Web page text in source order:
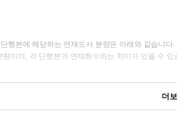
행본에 해당하는 연재도서 분량은 아래와 같습니다.
이며, 각 단행본의 연재화수와는 차이가 있을 수 있
더